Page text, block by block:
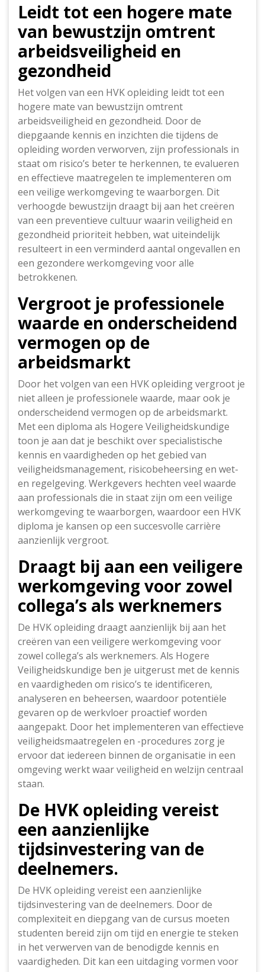
Leidt tot een hogere mate
van bewustzijn omtrent
arbeidsveiligheid en
gezondheid
Het volgen van een HVK opleiding leidt tot een
hogere mate van bewustzijn omtrent
arbeidsveiligheid en gezondheid. Door de
diepgaande kennis en inzichten die tijdens de
opleiding worden verworven, zijn professionals in
staat om risico’s beter te herkennen, te evalueren
en effectieve maatregelen te implementeren om
een veilige werkomgeving te waarborgen. Dit
verhoogde bewustzijn draagt bij aan het creëren
van een preventieve cultuur waarin veiligheid en
gezondheid prioriteit hebben, wat uiteindelijk
resulteert in een verminderd aantal ongevallen en
een gezondere werkomgeving voor alle
betrokkenen.
Vergroot je professionele
waarde en onderscheidend
vermogen op de
arbeidsmarkt
Door het volgen van een HVK opleiding vergroot je
niet alleen je professionele waarde, maar ook je
onderscheidend vermogen op de arbeidsmarkt.
Met een diploma als Hogere Veiligheidskundige
toon je aan dat je beschikt over specialistische
kennis en vaardigheden op het gebied van
veiligheidsmanagement, risicobeheersing en wet-
en regelgeving. Werkgevers hechten veel waarde
aan professionals die in staat zijn om een veilige
werkomgeving te waarborgen, waardoor een HVK
diploma je kansen op een succesvolle carrière
aanzienlijk vergroot.
Draagt bij aan een veiligere
werkomgeving voor zowel
collega’s als werknemers
De HVK opleiding draagt aanzienlijk bij aan het
creëren van een veiligere werkomgeving voor
zowel collega’s als werknemers. Als Hogere
Veiligheidskundige ben je uitgerust met de kennis
en vaardigheden om risico’s te identificeren,
analyseren en beheersen, waardoor potentiële
gevaren op de werkvloer proactief worden
aangepakt. Door het implementeren van effectieve
veiligheidsmaatregelen en -procedures zorg je
ervoor dat iedereen binnen de organisatie in een
omgeving werkt waar veiligheid en welzijn centraal
staan.
De HVK opleiding vereist
een aanzienlijke
tijdsinvestering van de
deelnemers.
De HVK opleiding vereist een aanzienlijke
tijdsinvestering van de deelnemers. Door de
complexiteit en diepgang van de cursus moeten
studenten bereid zijn om tijd en energie te steken
in het verwerven van de benodigde kennis en
vaardigheden. Dit kan een uitdaging vormen voor